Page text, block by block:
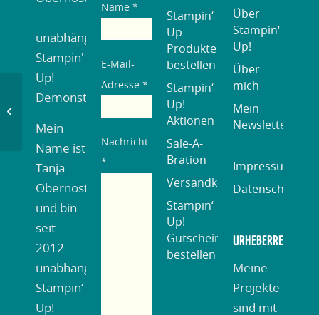
Mein
Name ist
Tanja
Obernosterer
und bin
seit
2012
unabhängiger
Stampin‘
Up!
Name *
E-Mail-
Adresse *
Nachricht
*
Stampin‘
Up
Produkte
bestellen
Stampin‘
Up!
Aktionen
Sale-A-
Bration
Versandkosteninformation
Stampin‘
Up!
Gutschein
bestellen
Über
Stampin‘
Up!
Über
mich
Mein
Newsletter
Impressum
Meine
Projekte
sind mit